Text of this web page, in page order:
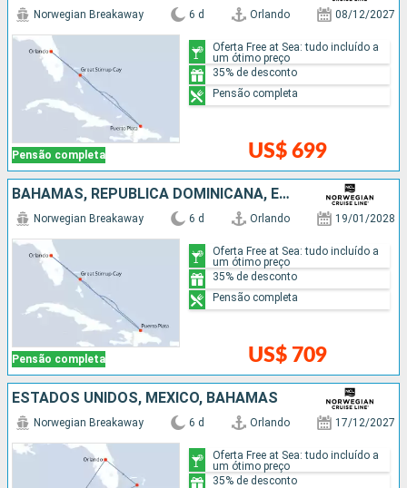
Pensão completa
Norwegian Breakaway 6 d Orlando 08/12/2027
US$ 699
Oferta Free at Sea: tudo incluído a
um ótimo preço
35% de desconto
Pensão completa
BAHAMAS, REPUBLICA DOMINICANA, ESTADOS UNIDOS
Pensão completa
Norwegian Breakaway 6 d Orlando 19/01/2028
US$ 709
Oferta Free at Sea: tudo incluído a
um ótimo preço
35% de desconto
Pensão completa
ESTADOS UNIDOS, MÉXICO, BAHAMAS
Norwegian Breakaway 6 d Orlando 17/12/2027
Oferta Free at Sea: tudo incluído a
um ótimo preço
35% de desconto